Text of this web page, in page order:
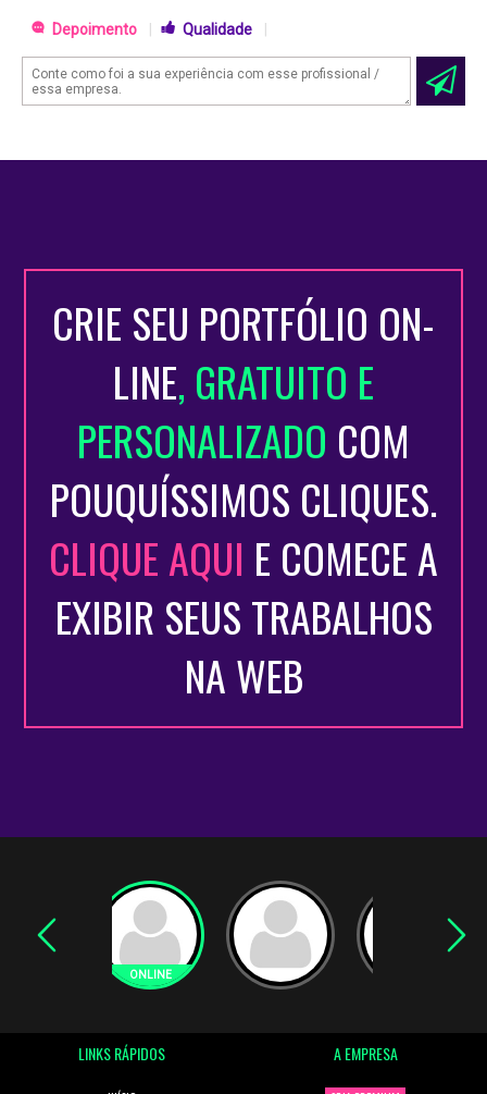
Depoimento Qualidade
CRIE SEU PORTFÓLIO ON-
LINE, GRATUITO E
PERSONALIZADO COM
POUQUÍSSIMOS CLIQUES.
CLIQUE AQUI E COMECE A
EXIBIR SEUS TRABALHOS
NA WEB
LINKS RÁPIDOS A EMPRESA